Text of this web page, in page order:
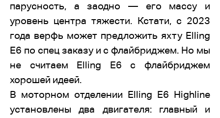
парусность, а заодно — его массу и
уровень центра тяжести. Кстати, с 2023
года верфь может предложить яхту Elling
E6 по спец заказу и c флайбриджем. Но мы
не считаем Elling E6 с флайбриджем
хорошей идеей.
В моторном отделении Elling E6 Highline
установлены два двигателя: главный и